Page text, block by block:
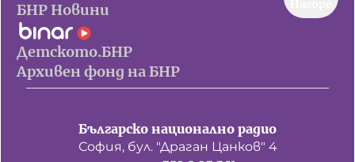
БНР Новини
Детското.БНР
Архивен фонд на БНР
Българско национално радио
София, бул. "Драган Цанков" 4